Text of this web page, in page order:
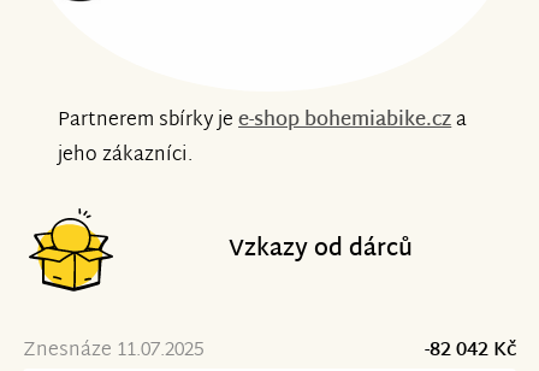
Partnerem sbírky jee-shop bohemiabike.cza
jeho zákazníci.
Vzkazy od dárců
Znesnáze 11.07.2025
-82 042 Kč